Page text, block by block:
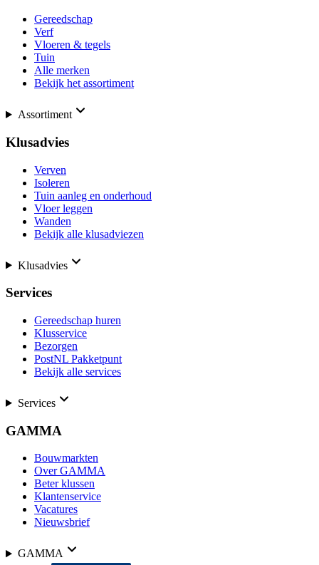
Gereedschap
Verf
Vloeren & tegels
Tuin
Alle merken
Bekijk het assortiment
Assortiment
Klusadvies
Verven
Isoleren
Tuin aanleg en onderhoud
Vloer leggen
Wanden
Bekijk alle klusadviezen
Klusadvies
Services
Gereedschap huren
Klusservice
Bezorgen
PostNL Pakketpunt
Bekijk alle services
Services
GAMMA
Bouwmarkten
Over GAMMA
Beter klussen
Klantenservice
Vacatures
Nieuwsbrief
GAMMA